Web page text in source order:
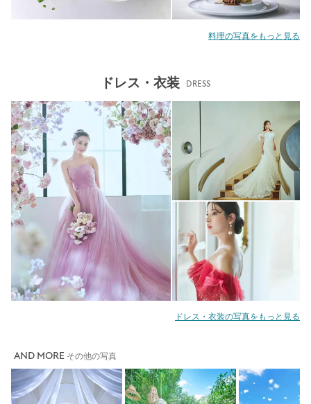
料理の写真をもっと見る
ドレス・衣装 DRESS
ドレス・衣装の写真をもっと見る
AND MORE その他の写真